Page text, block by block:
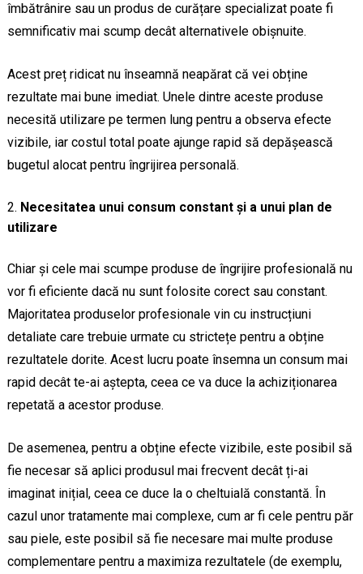
îmbătrânire sau un produs de curățare specializat poate fi
semnificativ mai scump decât alternativele obișnuite.
Acest preț ridicat nu înseamnă neapărat că vei obține
rezultate mai bune imediat. Unele dintre aceste produse
necesită utilizare pe termen lung pentru a observa efecte
vizibile, iar costul total poate ajunge rapid să depășească
bugetul alocat pentru îngrijirea personală.
Necesitatea unui consum constant și a unui plan de
utilizare
Chiar și cele mai scumpe produse de îngrijire profesională nu
vor fi eficiente dacă nu sunt folosite corect sau constant.
Majoritatea produselor profesionale vin cu instrucțiuni
detaliate care trebuie urmate cu strictețe pentru a obține
rezultatele dorite. Acest lucru poate însemna un consum mai
rapid decât te-ai aștepta, ceea ce va duce la achiziționarea
repetată a acestor produse.
De asemenea, pentru a obține efecte vizibile, este posibil să
fie necesar să aplici produsul mai frecvent decât ți-ai
imaginat inițial, ceea ce duce la o cheltuială constantă. În
cazul unor tratamente mai complexe, cum ar fi cele pentru păr
sau piele, este posibil să fie necesare mai multe produse
complementare pentru a maximiza rezultatele (de exemplu,